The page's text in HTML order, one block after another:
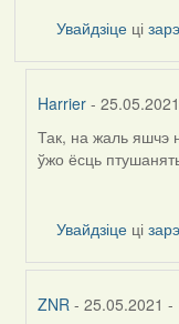
Увайдзіце ці
Harrier -
In
reply
Jon
Так, на жаль яшчэ
ўжо ёсць
Увайдзіце ці
ZNR - 25.05.2021 -